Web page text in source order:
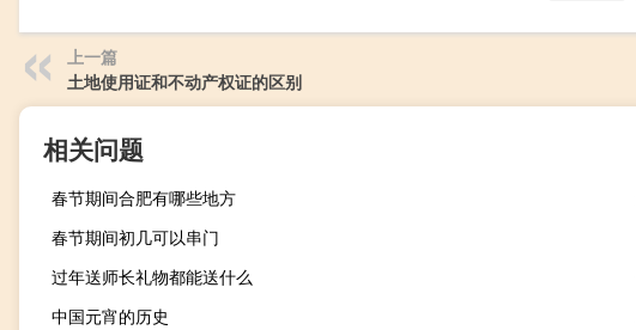
上一篇
土地使用证和不动产权证的区别
相关问题
春节期间合肥有哪些地方
春节期间初几可以串门
过年送师长礼物都能送什么
中国元宵的历史